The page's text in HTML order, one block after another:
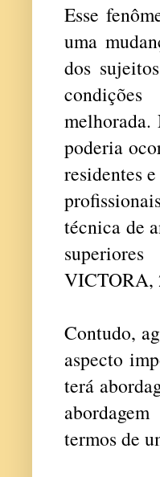
Esse
uma
dos
melhorada.
poderia
residentes
técnica de
VICTORA,
Contudo,
aspecto
terá
termos de